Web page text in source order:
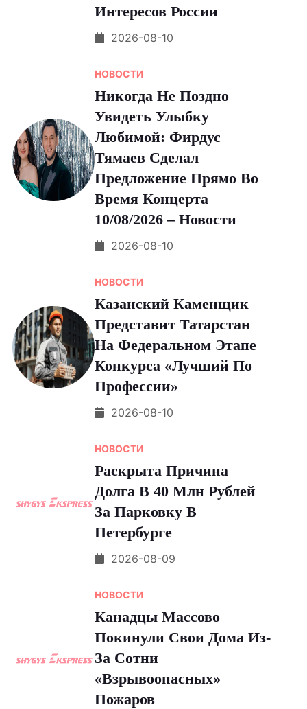
Интересов России
2026-08-10
НОВОСТИ
Никогда Не Поздно
Увидеть Улыбку
Любимой: Фирдус
Тямаев Сделал
Предложение Прямо Во
Время Концерта
10/08/2026 – Новости
2026-08-10
НОВОСТИ
Казанский Каменщик
Представит Татарстан
На Федеральном Этапе
Конкурса «Лучший По
Профессии»
2026-08-10
НОВОСТИ
Раскрыта Причина
Долга В 40 Млн Рублей
За Парковку В
Петербурге
2026-08-09
НОВОСТИ
Канадцы Массово
Покинули Свои Дома Из-
За Сотни
«взрывоопасных»
Пожаров